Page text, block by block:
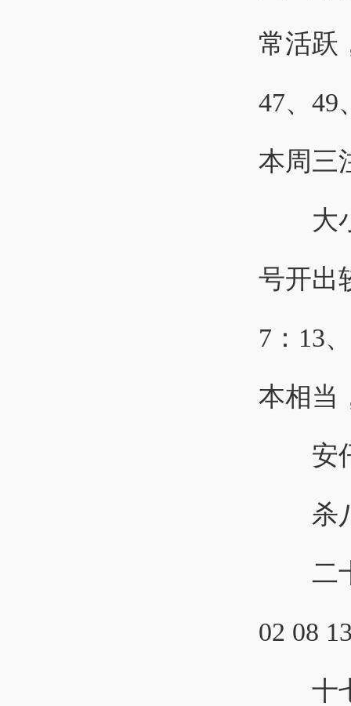
常活跃
47、49
本周三
大小
号开出
7：13
本相当
安仔
杀八
二十
02 08
十七